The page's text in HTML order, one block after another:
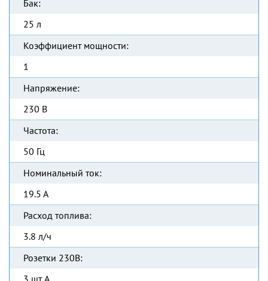
Бак:
25 л
Коэффициент мощности:
1
Напряжение:
230 В
Частота:
50 Гц
Номинальный ток:
19.5 А
Расход топлива:
3.8 л/ч
Розетки 230В:
3 шт. А